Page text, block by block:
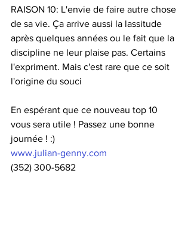
RAISON 10: L'envie de faire autre chose
de sa vie. Ça arrive aussi la lassitude
après quelques années ou le fait que la
discipline ne leur plaise pas. Certains
l'expriment. Mais c'est rare que ce soit
l'origine du souci
En espérant que ce nouveau top 10
vous sera utile ! Passez une bonne
journée ! :)
www.julian-genny.com
(352) 300-5682